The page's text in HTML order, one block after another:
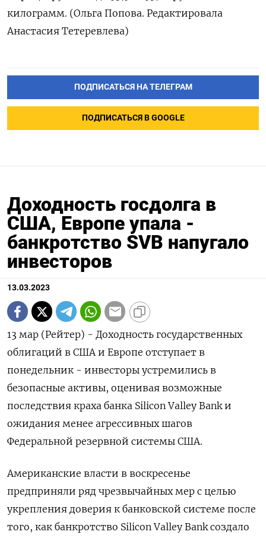
килограмм. (Ольга Попова. Редактировала
Анастасия Тетеревлева)
ПОДПИСАТЬСЯ НА ТЕЛЕГРАМ
ПОДПИСАТЬСЯ В GOOGLE
Доходность госдолга в
США, Европе упала -
банкротство SVB напугало
инвесторов
13.03.2023
13 мар (Рейтер) - Доходность государственных
облигаций в США и Европе отступает в
понедельник - инвесторы устремились в
безопасные активы, оценивая возможные
последствия краха банка Silicon Valley Bank и
ожидания менее агрессивных шагов
Федеральной резервной системы США.
Американские власти в воскресенье
предприняли ряд чрезвычайных мер с целью
укрепления доверия к банковской системе после
того, как банкротство Silicon Valley Bank создало